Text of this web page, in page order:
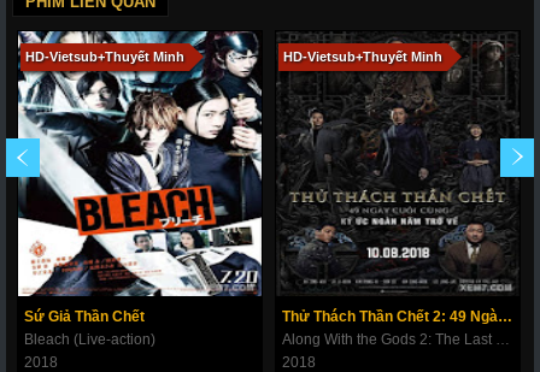
187 188 189 190 191 192 193
194 195 196 197 198 199 200
201 202 203 206 207 208 209
210 211 212 214 215 216 217
218 219 220 222 223 224
225 226 227 266 267 268
269 270 271 272 273 274 275
276 277 280 281 282
HD-Vietsub+Thuyết Minh
Sứ Giả Thần Chết
Bleach (Live-action)
2018
HD-Vietsub+Thuyết Minh
Thử Thách Thần Chết 2: 49 Ngày Cuối Cùng
2018